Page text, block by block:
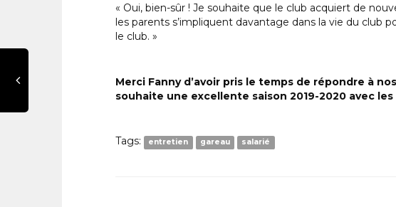
« Oui, bien-sûr ! Je souhaite que le club acquiert de
les parents s’impliquent davantage dans la vie du club
le club. »
Merci Fanny d’avoir pris le temps de répondre à
souhaite une excellente saison 2019-2020 avec
Tags: entretien gareau salarié